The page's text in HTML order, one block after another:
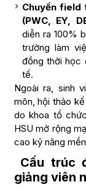
Chuyến field
(PWC, EY,
diễn ra 100%
trường làm
đồng thời học
tế.
Ngoài ra, sinh
môn, hội thảo
do khoa tổ
HSU mở rộng
cao kỹ năng
Cấu trúc
giảng viên